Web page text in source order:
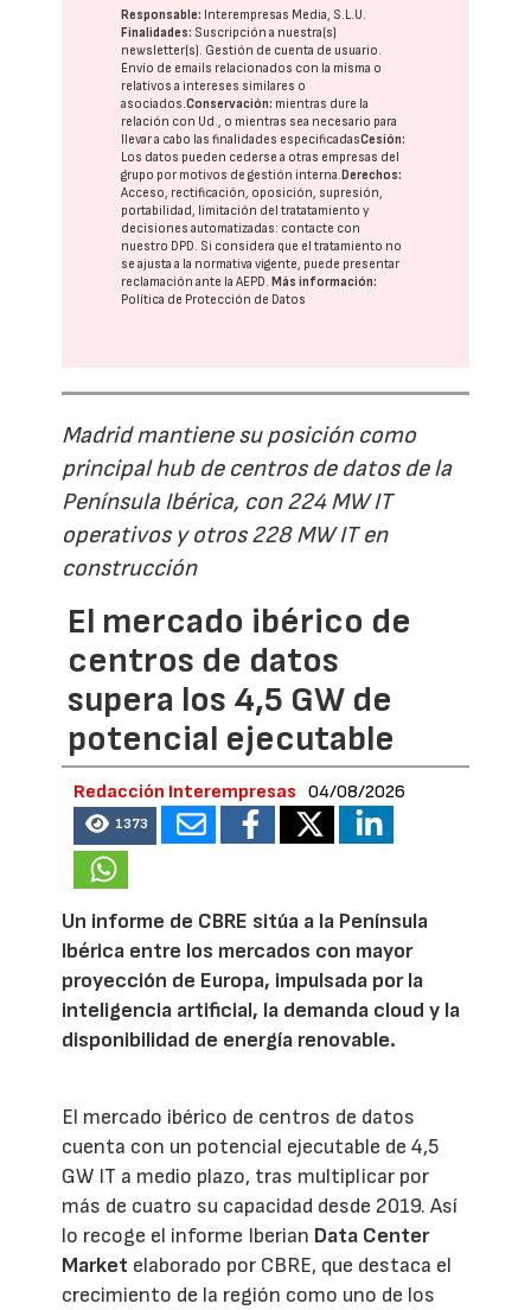
Responsable: Interempresas Media, S.L.U.
Finalidades: Suscripción a nuestra(s)
newsletter(s). Gestión de cuenta de usuario.
Envío de emails relacionados con la misma o
relativos a intereses similares o
asociados.Conservación: mientras dure la
relación con Ud., o mientras sea necesario para
llevar a cabo las finalidades especificadasCesión:
Los datos pueden cederse a otras empresas del
grupo por motivos de gestión interna.Derechos:
Acceso, rectificación, oposición, supresión,
portabilidad, limitación del tratatamiento y
decisiones automatizadas: contacte con
nuestro DPD. Si considera que el tratamiento no
se ajusta a la normativa vigente, puede presentar
reclamación ante laAEPD.Más información:
Política de Protección de Datos
Madrid mantiene su posición como
principal hub de centros de datos de la
Península Ibérica, con 224 MW IT
operativos y otros 228 MW IT en
construcción
El mercado ibérico de
centros de datos
supera los 4,5 GW de
potencial ejecutable
Redacción Interempresas 04/08/2026
1373
Un informe de CBRE sitúa a la Península
Ibérica entre los mercados con mayor
proyección de Europa, impulsada por la
inteligencia artificial, la demanda cloud y la
disponibilidad de energía renovable.
El mercado ibérico de centros de datos
cuenta con un potencial ejecutable de 4,5
GW IT a medio plazo, tras multiplicar por
más de cuatro su capacidad desde 2019. Así
lo recoge el informe Iberian Data Center
Market elaborado por CBRE, que destaca el
crecimiento de la región como uno de los